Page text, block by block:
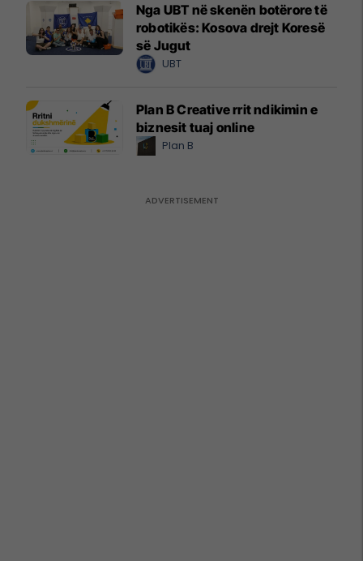
Nga UBT në skenën botërore të
robotikës: Kosova drejt Koresë
së Jugut
UBT
Plan B Creative rrit ndikimin e
biznesit tuaj online
Plan B